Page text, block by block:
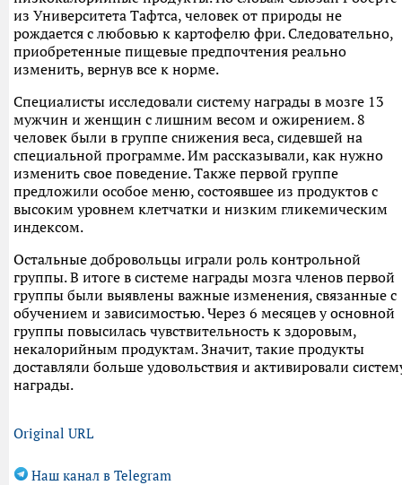
из Университета Тафтса, человек от природы не
рождается с любовью к картофелю фри. Следовательно,
приобретенные пищевые предпочтения реально
изменить, вернув все к норме.
Специалисты исследовали систему награды в мозге 13
мужчин и женщин с лишним весом и ожирением. 8
человек были в группе снижения веса, сидевшей на
специальной программе. Им рассказывали, как нужно
изменить свое поведение. Также первой группе
предложили особое меню, состоявшее из продуктов с
высоким уровнем клетчатки и низким гликемическим
индексом.
Остальные добровольцы играли роль контрольной
группы. В итоге в системе награды мозга членов первой
группы были выявлены важные изменения, связанные с
обучением и зависимостью. Через 6 месяцев у основной
группы повысилась чувствительность к здоровым,
некалорийным продуктам. Значит, такие продукты
доставляли больше удовольствия и активировали
награды.
Original URL
Наш канал в Telegram